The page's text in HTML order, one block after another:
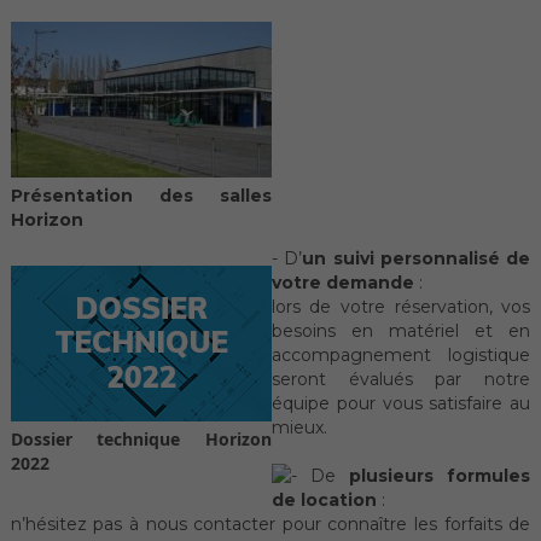
Présentation des salles
Horizon
Dossier technique Horizon
2022
- D’un suivi personnalisé de
votre demande :
lors de votre réservation, vos
besoins en matériel et en
accompagnement logistique
seront évalués par notre
équipe pour vous satisfaire au
mieux.
De plusieurs formules
de location :
n’hésitez pas à nous contacter pour connaître les forfaits de